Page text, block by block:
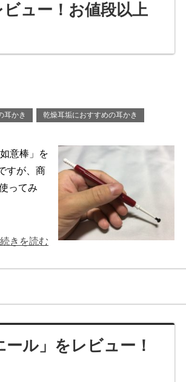
ュー！お値段以上
耳かき 乾燥耳垢におすすめの耳かき
意棒」を
すが、商
ってみ
続きを読む
ル」をレビュー！